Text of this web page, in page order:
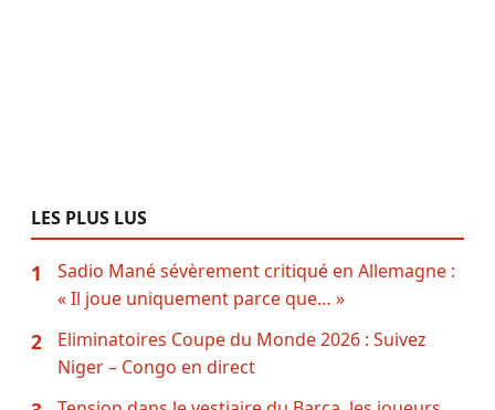
LES PLUS LUS
1
Sadio Mané sévèrement critiqué en Allemagne :
« Il joue uniquement parce que… »
2
Eliminatoires Coupe du Monde 2026 : Suivez
Niger – Congo en direct